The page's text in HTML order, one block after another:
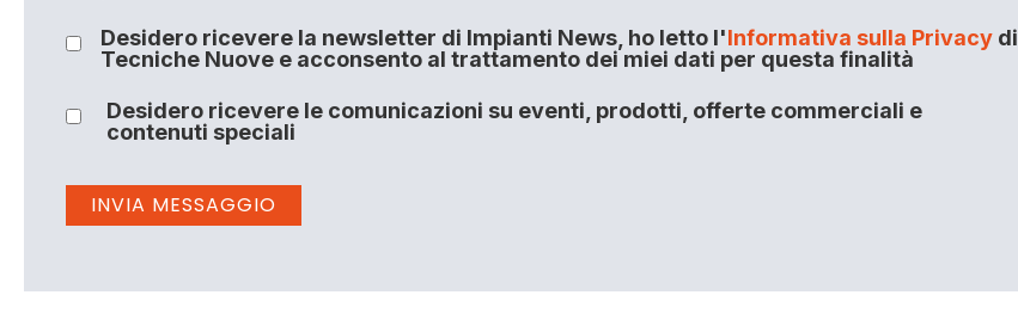
Desidero ricevere la newsletter di Impianti News, ho letto l'Informativa sulla Privacydi
Tecniche Nuove e acconsento al trattamento dei miei dati per questa finalità
Desidero ricevere le comunicazioni su eventi, prodotti, offerte commerciali e
contenuti speciali